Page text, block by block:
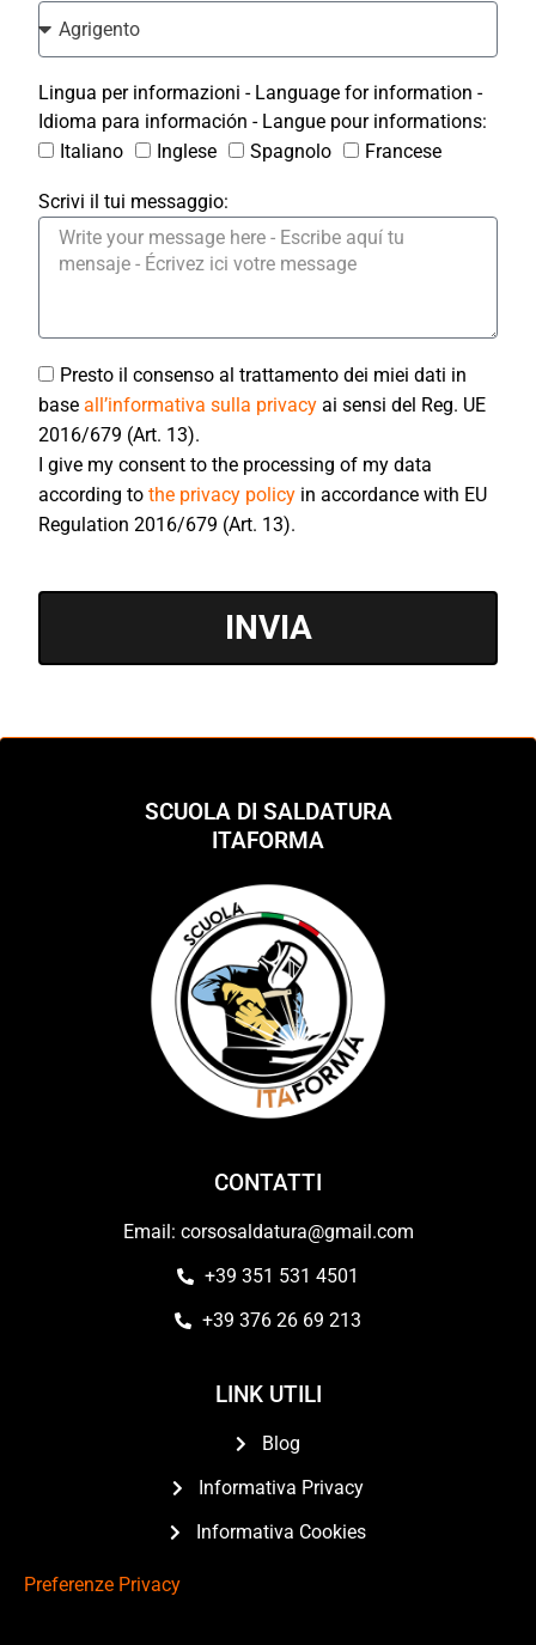
Lingua per informazioni - Language for information -
Idioma para información - Langue pour informations:
Italiano
Inglese Spagnolo Francese
Scrivi il tui messaggio:
Presto il consenso al trattamento dei miei dati in
baseall’informativa sulla privacyai sensi del Reg. UE
2016/679 (Art. 13).
I give my consent to the processing of my data
according tothe privacy policy in accordance with EU
Regulation 2016/679 (Art. 13).
INVIA
SCUOLA DI SALDATURA
ITAFORMA
CONTATTI
Email: corsosaldatura@gmail.com
+39 351 531 4501
+39 376 26 69 213
LINK UTILI
Blog
Informativa Privacy
Informativa Cookies
Preferenze Privacy